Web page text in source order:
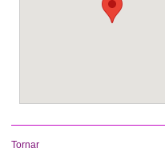
Tornar